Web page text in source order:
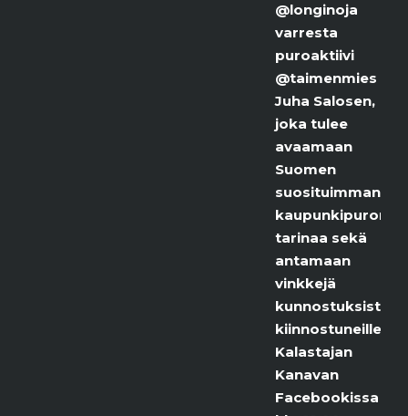
@longinoja
puroaktiivi
@taimenmies
Juha Salosen,
joka tulee
avaamaan
suosituimman
kaupunkipuron
tarinaa sekä
antamaan
kunnostuksista
kiinnostuneille.
Kalastajan
Facebookissa